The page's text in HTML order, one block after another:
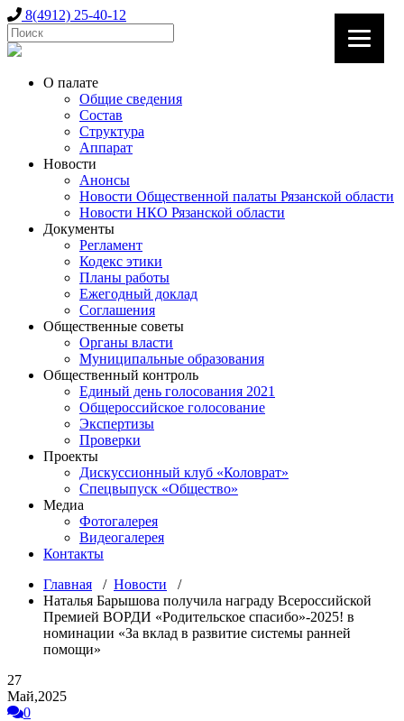
8(4912) 25-40-12
О палате
Общие сведения
Состав
Структура
Аппарат
Новости
Анонсы
Новости Общественной палаты Рязанской области
Новости НКО Рязанской области
Документы
Регламент
Кодекс этики
Планы работы
Ежегодный доклад
Соглашения
Общественные советы
Органы власти
Муниципальные образования
Общественный контроль
Единый день голосования 2021
Общероссийское голосование
Экспертизы
Проверки
Проекты
Дискуссионный клуб «Коловрат»
Спецвыпуск «Общество»
Медиа
Фотогалерея
Видеогалерея
Контакты
Главная / Новости /
Наталья Барышова получила награду Всероссийской
Премией ВОРДИ «Родительское спасибо»-2025! в
номинации «За вклад в развитие системы ранней
помощи»
27
Май,2025
0